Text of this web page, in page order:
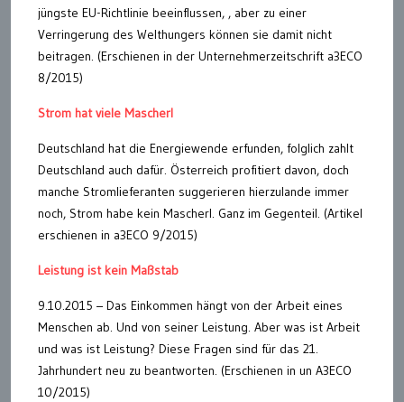
jüngste EU-Richtlinie beeinflussen, , aber zu einer
Verringerung des Welthungers können sie damit nicht
beitragen. (Erschienen in der Unternehmerzeitschrift a3ECO
8/2015)
Strom hat viele Mascherl
Deutschland hat die Energiewende erfunden, folglich zahlt
Deutschland auch dafür. Österreich profitiert davon, doch
manche Stromlieferanten suggerieren hierzulande immer
noch, Strom habe kein Mascherl. Ganz im Gegenteil. (Artikel
erschienen in a3ECO 9/2015)
Leistung ist kein Maßstab
9.10.2015 – Das Einkommen hängt von der Arbeit eines
Menschen ab. Und von seiner Leistung. Aber was ist Arbeit
und was ist Leistung? Diese Fragen sind für das 21.
Jahrhundert neu zu beantworten. (Erschienen in un A3ECO
10/2015)